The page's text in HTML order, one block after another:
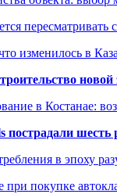
пересматривать
изменилось в
новой
в Костанае:
шесть
в эпоху
покупке